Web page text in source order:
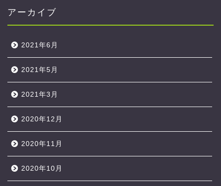
アーカイブ
2021年6月
2021年5月
2021年3月
2020年12月
2020年11月
2020年10月